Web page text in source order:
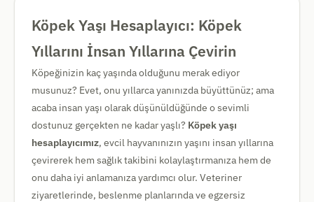
Köpek Yaşı Hesaplayıcı: Köpek
Yıllarını İnsan Yıllarına Çevirin
Köpeğinizin kaç yaşında olduğunu merak ediyor
musunuz? Evet, onu yıllarca yanınızda büyüttünüz; ama
acaba insan yaşı olarak düşünüldüğünde o sevimli
dostunuz gerçekten ne kadar yaşlı? Köpek yaşı
hesaplayıcımız, evcil hayvanınızın yaşını insan yıllarına
çevirerek hem sağlık takibini kolaylaştırmanıza hem de
onu daha iyi anlamanıza yardımcı olur. Veteriner
ziyaretlerinde, beslenme planlarında ve egzersiz